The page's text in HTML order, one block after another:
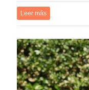
Leer más